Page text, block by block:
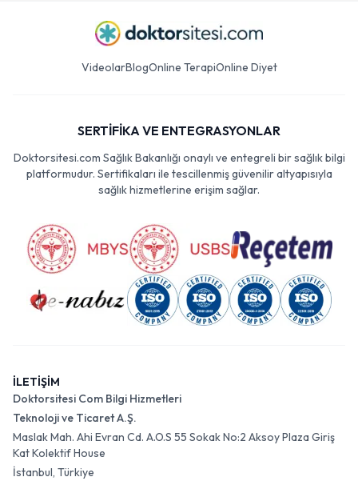
VideolarBlogOnline TerapiOnline Diyet
SERTİFİKA VE ENTEGRASYONLAR
Doktorsitesi.com Sağlık Bakanlığı onaylı ve entegreli bir sağlık bilgi
platformudur. Sertifikaları ile tescillenmiş güvenilir altyapısıyla
sağlık hizmetlerine erişim sağlar.
İLETİŞİM
Doktorsitesi Com Bilgi Hizmetleri
Teknoloji ve Ticaret A.Ş.
Maslak Mah. Ahi Evran Cd. A.O.S 55 Sokak No:2 Aksoy Plaza Giriş
Kat Kolektif House
İstanbul, Türkiye